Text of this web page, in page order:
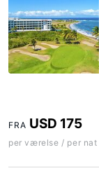
FRA USD 175
per værelse / per nat